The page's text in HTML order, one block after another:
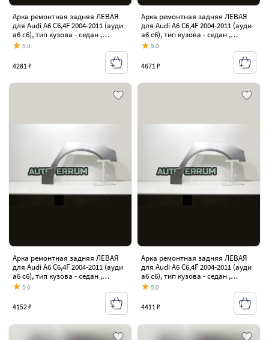
Арка ремонтная задняя ЛЕВАЯ
для Audi A6 C6,4F 2004-2011 (ауди
а6 с6), тип кузова - седан ,
оцинкованная ЦИНК сталь 0,8 мм
5.0
4281 ₽
Арка ремонтная задняя ЛЕВАЯ
для Audi A6 C6,4F 2004-2011 (ауди
а6 с6), тип кузова - седан ,
оцинкованная ЦИНК сталь 1 мм
5.0
4671 ₽
Арка ремонтная задняя ЛЕВАЯ
для Audi A6 C6,4F 2004-2011 (ауди
а6 с6), тип кузова - седан ,
холоднокатаная сталь 0,8 мм
5.0
4152 ₽
Арка ремонтная задняя ЛЕВАЯ
для Audi A6 C6,4F 2004-2011 (ауди
а6 с6), тип кузова - седан ,
холоднокатаная сталь 1 мм
5.0
4411 ₽